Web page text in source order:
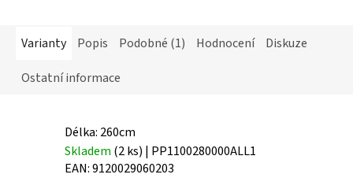
Varianty Popis Podobné (1) Hodnocení
Diskuze
Ostatní informace
Délka: 260cm
Skladem (2 ks) | PP1100280000ALL1
EAN:9120029060203